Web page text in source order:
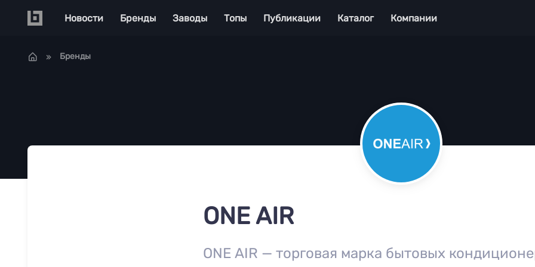
Main navigation
Новости Бренды Заводы Топы Публикации Каталог Компании
Бренды
ONE AIR
ONE AIR — торговая марка бытовых